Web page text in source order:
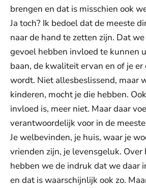
brengen en dat is misschien ook
Ja toch? Ik bedoel dat de meeste
naar de hand te zetten zijn. Dat
gevoel hebben invloed te kunnen
baan, de kwaliteit ervan en of je
wordt. Niet allesbeslissend, maar
kinderen, mocht je die hebben.
invloed is, meer niet. Maar daar
verantwoordelijk voor in de
Je welbevinden, je huis, waar je
vrienden zijn, je levensgeluk. Over
hebben we de indruk dat we daar
en dat is waarschijnlijk ook zo.